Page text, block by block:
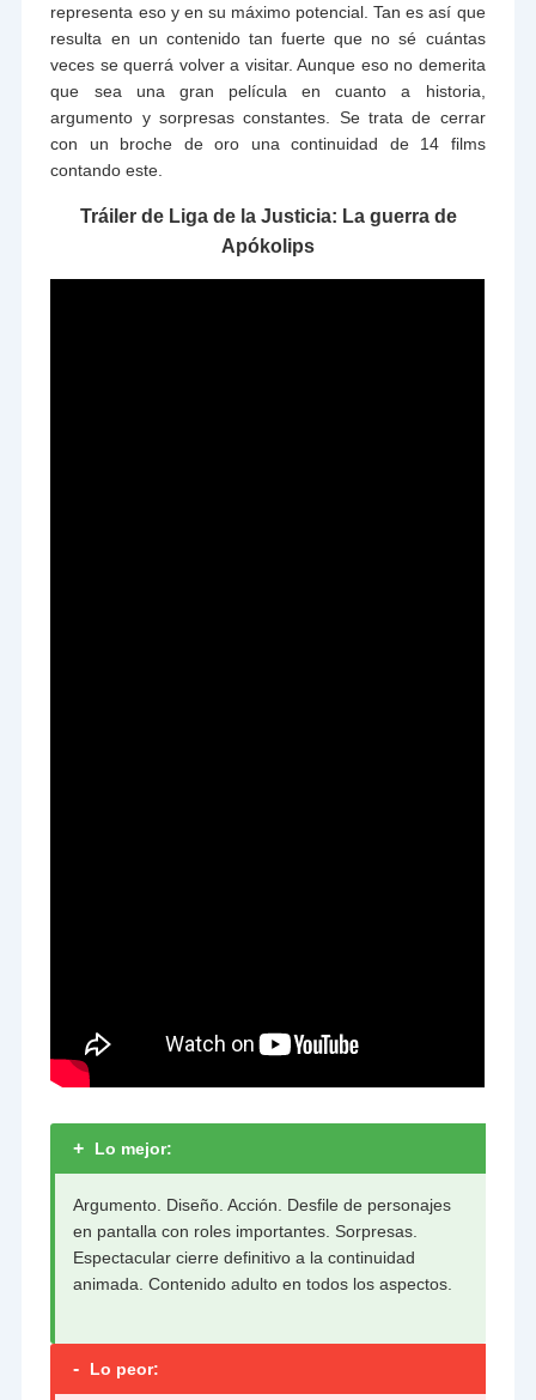
representa eso y en su máximo potencial. Tan es así que
resulta en un contenido tan fuerte que no sé cuántas
veces se querrá volver a visitar. Aunque eso no demerita
que sea una gran película en cuanto a historia,
argumento y sorpresas constantes. Se trata de cerrar
con un broche de oro una continuidad de 14 films
contando este.
Tráiler de Liga de la Justicia: La guerra de
Apókolips
+ Lo mejor:
Argumento. Diseño. Acción. Desfile de personajes
en pantalla con roles importantes. Sorpresas.
Espectacular cierre definitivo a la continuidad
animada. Contenido adulto en todos los aspectos.
- Lo peor: